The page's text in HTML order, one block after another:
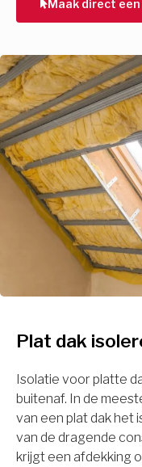
Maak direct
Plat dak
Isolatie voor platte
buitenaf. In de
van een plat dak het
van de dragende
krijgt een afdekking